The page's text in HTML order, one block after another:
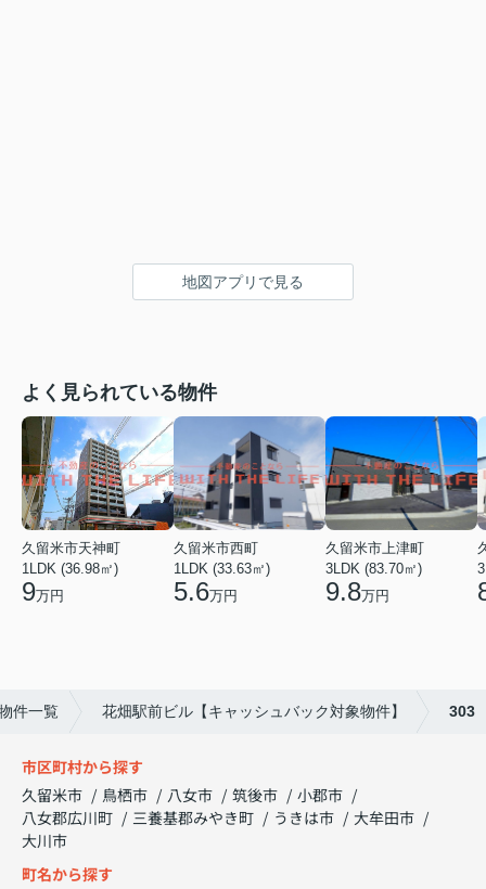
地図アプリで見る
よく見られている物件
久留米市天神町
1LDK (36.98㎡)
9万円
久留米市西町
1LDK (33.63㎡)
5.6万円
久留米市上津町
3LDK (83.70㎡)
9.8万円
件一覧 花畑駅前ビル【キャッシュバック対象物件】 303
市区町村から探す
久留米市
鳥栖市 八女市 筑後市
小郡市
八女郡広川町
三養基郡みやき町 うきは市
大牟田市
大川市
町名から探す